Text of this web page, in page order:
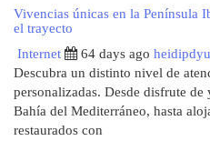
Vivencias únicas en la Península
el trayecto
Internet
64 days ago
Descubra un distinto nivel de
personalizadas. Desde disfrute de
Bahía del Mediterráneo, hasta
restaurados con